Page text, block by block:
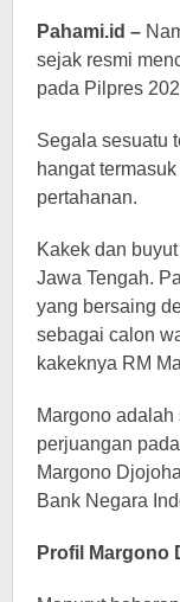
Pahami.id –
sejak resmi
pada Pilpres
Segala sesuatu
hangat
pertahanan.
Kakek dan
Jawa Tengah.
yang bersaing
sebagai calon
kakeknya RM
Margono
perjuangan
Margono
Bank Negara
Profil Margono